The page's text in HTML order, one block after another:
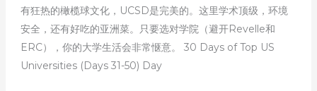
有狂热的橄榄球文化，UCSD是完美的。这里学术顶级，环境
安全，还有好吃的亚洲菜。只要选对学院（避开Revelle和
ERC），你的大学生活会非常惬意。 30 Days of Top US
Universities (Days 31-50) Day